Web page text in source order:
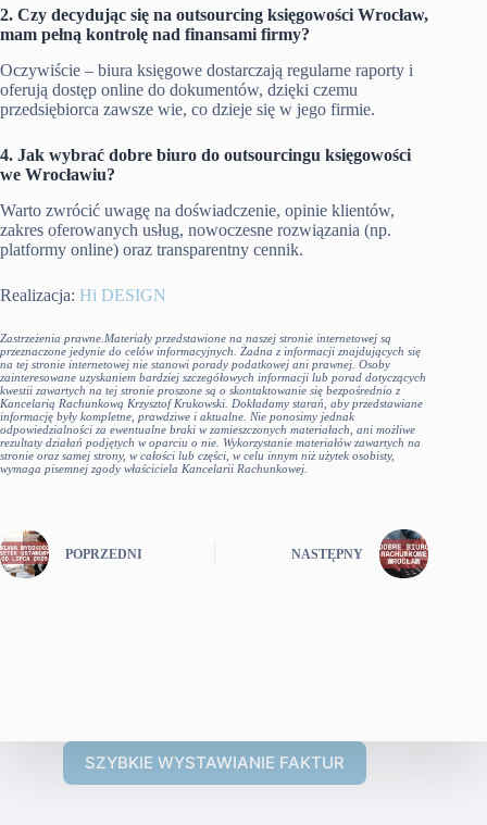
2. Czy decydując się na outsourcing księgowości Wrocław,
mam pełną kontrolę nad finansami firmy?
Oczywiście – biura księgowe dostarczają regularne raporty i
oferują dostęp online do dokumentów, dzięki czemu
przedsiębiorca zawsze wie, co dzieje się w jego firmie.
4. Jak wybrać dobre biuro do outsourcingu księgowości
we Wrocławiu?
Warto zwrócić uwagę na doświadczenie, opinie klientów,
zakres oferowanych usług, nowoczesne rozwiązania (np.
platformy online) oraz transparentny cennik.
Realizacja: Hi DESIGN
Zastrzeżenia prawne.Materiały przedstawione na naszej stronie internetowej są
przeznaczone jedynie do celów informacyjnych. Żadna z informacji znajdujących się
na tej stronie internetowej nie stanowi porady podatkowej ani prawnej. Osoby
zainteresowane uzyskaniem bardziej szczegółowych informacji lub porad dotyczących
kwestii zawartych na tej stronie proszone są o skontaktowanie się bezpośrednio z
Kancelarią Rachunkową Krzysztof Krukowski. Dokładamy starań, aby przedstawiane
informację były kompletne, prawdziwe i aktualne. Nie ponosimy jednak
odpowiedzialności za ewentualne braki w zamieszczonych materiałach, ani możliwe
rezultaty działań podjętych w oparciu o nie. Wykorzystanie materiałów zawartych na
stronie oraz samej strony, w całości lub części, w celu innym niż użytek osobisty,
wymaga pisemnej zgody właściciela Kancelarii Rachunkowej.
POPRZEDNI NASTĘPNY
SZYBKIE WYSTAWIANIE FAKTUR